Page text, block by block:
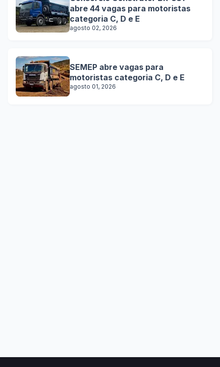
abre 44 vagas para motoristas
categoria C, D e E
agosto 02, 2026
SEMEP abre vagas para
motoristas categoria C, D e E
agosto 01, 2026